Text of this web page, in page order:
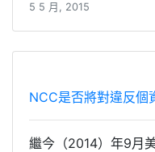
5 5 月, 2015
NCC是否將對違反個
繼今（2014）年9月